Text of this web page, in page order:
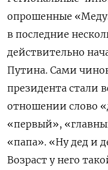
опрошенные
в последние
действительно
Путина. Сами
президента стали
отношении слово
«первый»,
«папа». «Ну дед и
Возраст у него